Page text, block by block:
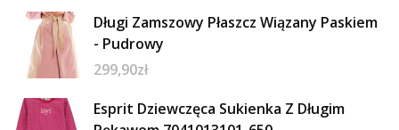
Długi Zamszowy Płaszcz Wiązany Paskiem
- Pudrowy
299,90zł
Esprit Dziewczęca Sukienka Z Długim